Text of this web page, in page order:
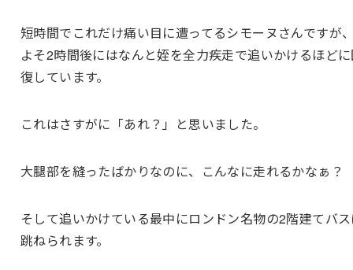
短時間でこれだけ痛い目に遭ってるシモーヌさんですが
よそ2時間後にはなんと姪を全力疾走で追いかけるほど
復しています。
これはさすがに「あれ？」と思いました。
大腿部を縫ったばかりなのに、こんなに走れるかなぁ？
そして追いかけている最中にロンドン名物の2階建てバ
跳ねられます。